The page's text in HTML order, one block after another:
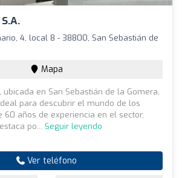
4, local 8 - 38800, San Sebastián de
Mapa
ubicada en San Sebastián de la Gomera,
para descubrir el mundo de los
60 años de experiencia en el sector,
po... Seguir leyendo
Ver teléfono